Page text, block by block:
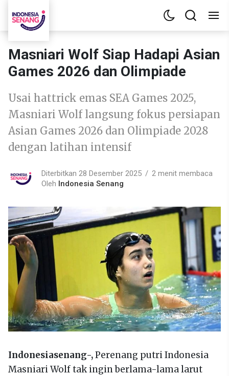
Masniari Wolf Siap Hadapi Asian
Games 2026 dan Olimpiade
Usai hattrick emas SEA Games 2025,
Masniari Wolf langsung fokus persiapan
Asian Games 2026 dan Olimpiade 2028
dengan latihan intensif
Diterbitkan 28 Desember 2025
2 menit membaca
Oleh Indonesia Senang
Indonesiasenang-,Perenang putri Indonesia
Masniari Wolf tak ingin berlama-lama larut